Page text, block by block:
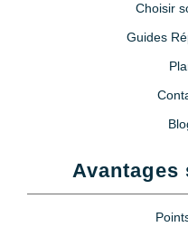
Choisir
Guides
Avantages